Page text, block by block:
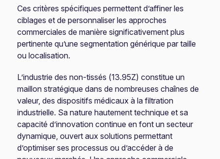
Ces critères spécifiques permettent d’affiner les
ciblages et de personnaliser les approches
commerciales de manière significativement plus
pertinente qu’une segmentation générique par taille
ou localisation.
L’industrie des non-tissés (13.95Z) constitue un
maillon stratégique dans de nombreuses chaînes de
valeur, des dispositifs médicaux à la filtration
industrielle. Sa nature hautement technique et sa
capacité d’innovation continue en font un secteur
dynamique, ouvert aux solutions permettant
d’optimiser ses processus ou d’accéder à de